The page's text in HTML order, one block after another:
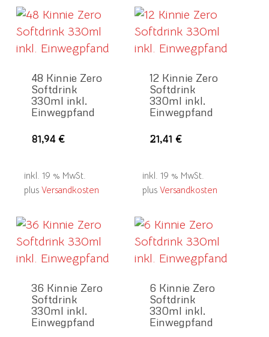
48 Kinnie Zero
Softdrink
330ml inkl.
Einwegpfand
81,94€
inkl. 19 % MwSt.
plus Versandkosten
12 Kinnie Zero
Softdrink
330ml inkl.
Einwegpfand
21,41 €
inkl. 19 % MwSt.
plus Versandkosten
36 Kinnie Zero
Softdrink
330ml inkl.
Einwegpfand
6 Kinnie Zero
Softdrink
330ml inkl.
Einwegpfand